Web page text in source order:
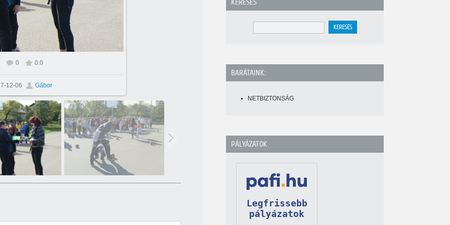
0 0.0
12-06 Gábor
KERESÉS
BARÁTAINK:
NETBIZTONSÁG
PÁLYÁZATOK